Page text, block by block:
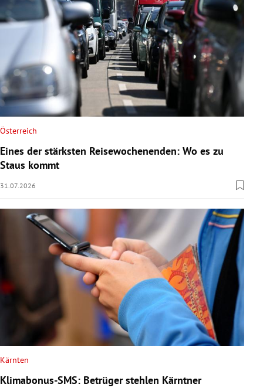
Österreich
Eines der stärksten Reisewochenenden: Wo es zu
Staus kommt
31.07.2026
Kärnten
Klimabonus-SMS: Betrüger stehlen Kärntner